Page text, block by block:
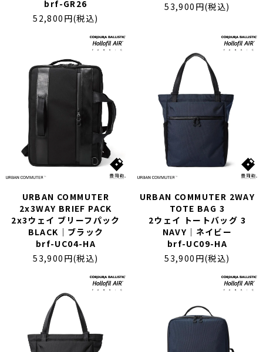
brf-GR26
52,800円(税込)
53,900円(税込)
URBAN COMMUTER
2x3WAY BRIEF PACK
2x3ウェイ ブリーフパック
BLACK｜ブラック
brf-UC04-HA
53,900円(税込)
URBAN COMMUTER 2WAY
TOTE BAG 3
2ウェイ トートバッグ 3
NAVY｜ネイビー
brf-UC09-HA
53,900円(税込)